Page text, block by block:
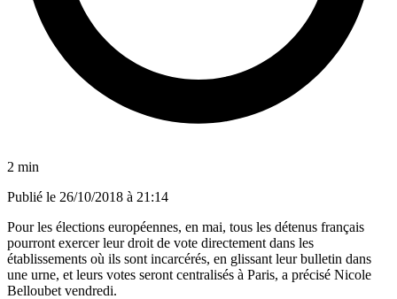
2 min
Publié le 26/10/2018 à 21:14
Pour les élections européennes, en mai, tous les détenus français
pourront exercer leur droit de vote directement dans les
établissements où ils sont incarcérés, en glissant leur bulletin dans
une urne, et leurs votes seront centralisés à Paris, a précisé Nicole
Belloubet vendredi.